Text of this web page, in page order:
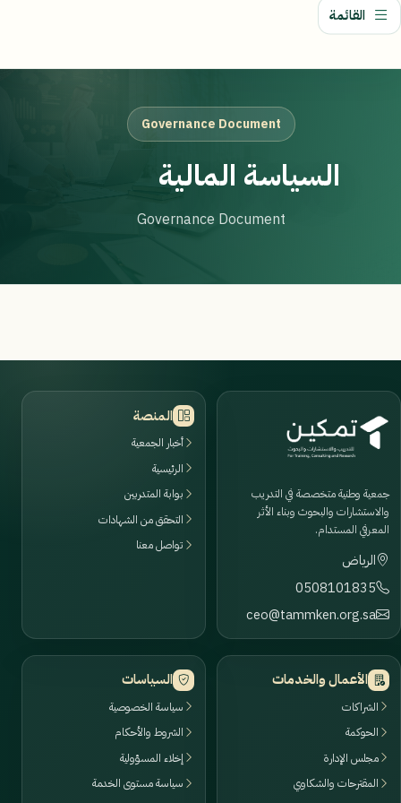
القائمة
Governance Document
السياسة المالية
Governance Document
جمعية وطنية متخصصة في التدريب
والاستشارات والبحوث وبناء الأثر
المعرفي المستدام.
الرياض
0508101835
ceo@tammken.org.sa
المنصة
أخبار الجمعية
الرئيسية
بوابة المتدربين
التحقق من الشهادات
تواصل معنا
الأعمال والخدمات
الشراكات
الحوكمة
مجلس الإدارة
المقترحات والشكاوي
السياسات
سياسة الخصوصية
الشروط والأحكام
إخلاء المسؤولية
سياسة مستوى الخدمة